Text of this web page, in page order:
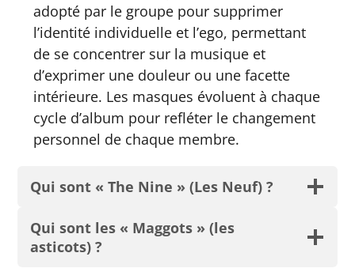
adopté par le groupe pour supprimer
l’identité individuelle et l’ego, permettant
de se concentrer sur la musique et
d’exprimer une douleur ou une facette
intérieure. Les masques évoluent à chaque
cycle d’album pour refléter le changement
personnel de chaque membre.
Qui sont « The Nine » (Les Neuf) ?
Qui sont les « Maggots » (les
asticots) ?